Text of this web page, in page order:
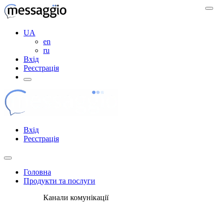
UA
en
ru
Вхід
Реєстрація
Вхід
Реєстрація
Головна
Продукти та послуги
Канали комунікації